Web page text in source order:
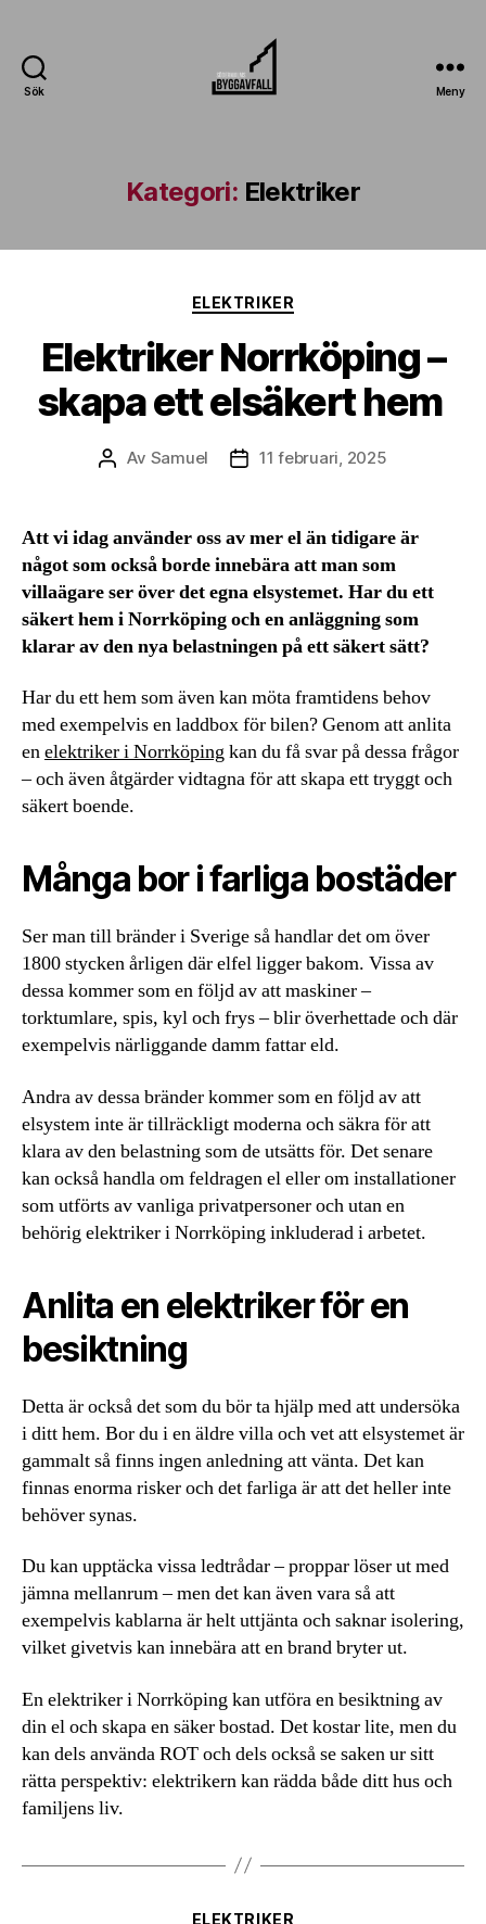
Sök Meny
Kategori: Elektriker
Kategorier
ELEKTRIKER
Elektriker Norrköping –
skapa ett elsäkert hem
Inläggsförfattare
Av Samuel Inläggsdatum
11 februari, 2025
Att vi idag använder oss av mer el än tidigare är
något som också borde innebära att man som
villaägare ser över det egna elsystemet. Har du ett
säkert hem i Norrköping och en anläggning som
klarar av den nya belastningen på ett säkert sätt?
Har du ett hem som även kan möta framtidens behov
med exempelvis en laddbox för bilen? Genom att anlita
enelektriker i Norrköpingkan du få svar på dessa frågor
– och även åtgärder vidtagna för att skapa ett tryggt och
säkert boende.
Många bor i farliga bostäder
Ser man till bränder i Sverige så handlar det om över
1800 stycken årligen där elfel ligger bakom. Vissa av
dessa kommer som en följd av att maskiner –
torktumlare, spis, kyl och frys – blir överhettade och där
exempelvis närliggande damm fattar eld.
Andra av dessa bränder kommer som en följd av att
elsystem inte är tillräckligt moderna och säkra för att
klara av den belastning som de utsätts för. Det senare
kan också handla om feldragen el eller om installationer
som utförts av vanliga privatpersoner och utan en
behörig elektriker i Norrköping inkluderad i arbetet.
Anlita en elektriker för en
besiktning
Detta är också det som du bör ta hjälp med att undersöka
i ditt hem. Bor du i en äldre villa och vet att elsystemet är
gammalt så finns ingen anledning att vänta. Det kan
finnas enorma risker och det farliga är att det heller inte
behöver synas.
Du kan upptäcka vissa ledtrådar – proppar löser ut med
jämna mellanrum – men det kan även vara så att
exempelvis kablarna är helt uttjänta och saknar isolering,
vilket givetvis kan innebära att en brand bryter ut.
En elektriker i Norrköping kan utföra en besiktning av
din el och skapa en säker bostad. Det kostar lite, men du
kan dels använda ROT och dels också se saken ur sitt
rätta perspektiv: elektrikern kan rädda både ditt hus och
familjens liv.
Kategorier
ELEKTRIKER